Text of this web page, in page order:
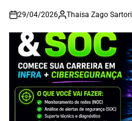
on
29/04/2026 Thaisa Zago Sartori